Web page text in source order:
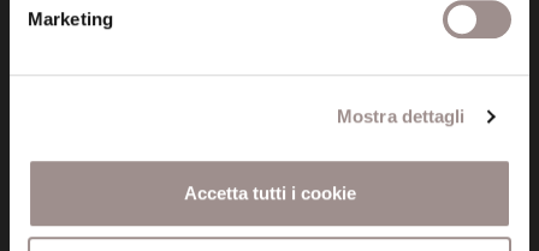
Marketing
Mostra dettagli
Accetta tutti i cookie
fondazionecollegiosancarlo@legalmail.it
Informazioni